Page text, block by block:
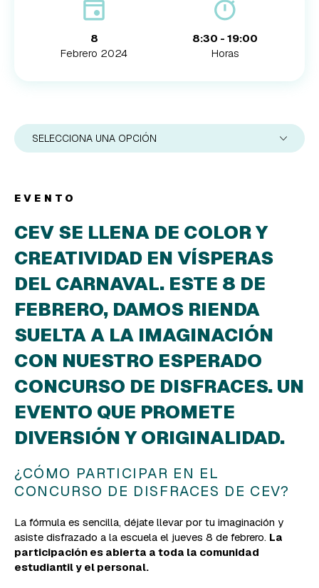
8
Febrero 2024
8:30 - 19:00
Horas
SELECCIONA UNA OPCIÓN
EVENTO
CEV SE LLENA DE COLOR Y
CREATIVIDAD EN VÍSPERAS
DEL CARNAVAL. ESTE 8 DE
FEBRERO, DAMOS RIENDA
SUELTA A LA IMAGINACIÓN
CON NUESTRO ESPERADO
CONCURSO DE DISFRACES. UN
EVENTO QUE PROMETE
DIVERSIÓN Y ORIGINALIDAD.
¿CÓMO PARTICIPAR EN EL
CONCURSO DE DISFRACES DE CEV?
La fórmula es sencilla, déjate llevar por tu imaginación y
asiste disfrazado a la escuela el jueves 8 de febrero. La
participación es abierta a toda la comunidad
estudiantil y el personal.